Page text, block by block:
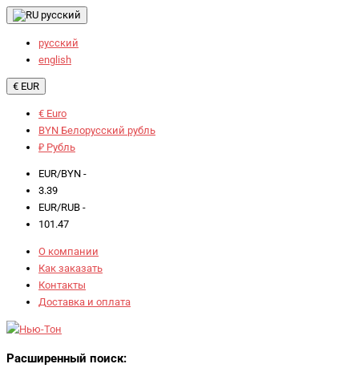
русский
русский
english
€ EUR
€ Euro
BYN Белорусский рубль
₽ Рубль
EUR/BYN -
3.39
EUR/RUB -
101.47
О компании
Как заказать
Контакты
Доставка и оплата
Расширенный поиск: